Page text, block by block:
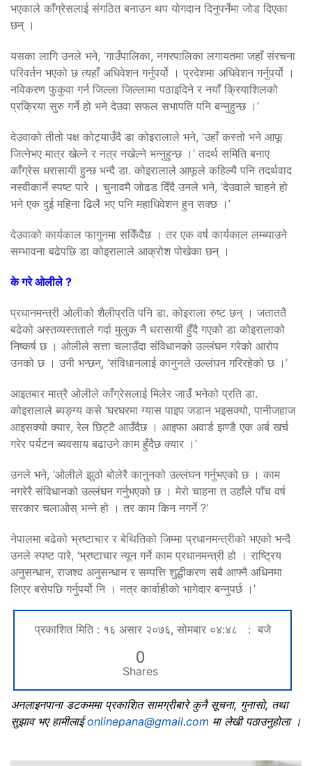
भएकाले काँग्रेसलाई संगठित बनाउन थप योगदान दिनुपर्नेमा जोड दिएका
छन् ।
यसका लागि उनले भने, ‘गाउँपालिका, नगरपालिका लगायतमा जहाँ संरचना
परिवर्तन भएको छ त्यहाँ अधिवेशन गर्नुपर्यो । प्रदेशमा अधिवेशन गर्नुपर्यो ।
नविकरण फुकुवा गर्न जिल्ला जिल्लामा पठाइदिने र नयाँ क्रियाशिलको
प्रक्रिया सुरु गर्ने हो भने देउवा सफल सभापति पनि बन्नुहुन्छ ।’
देउवाको तीतो पक्ष कोट्याउँदै डा कोइरालाले भने, ‘उहाँ कस्तो भने आफू
जित्नेभए मात्र खेल्ने र नत्र नखेल्ने भन्नुहुन्छ ।’ तदर्थ समिति बनाए
काँग्रेस धरासायी हुन्छ भन्दै डा. कोइरालाले आफूले कहिल्यै पनि तदर्थवाद
नस्वीकार्ने स्पष्ट पारे । चुनावमै जोढड दिँदै उनले भने, ‘देउवाले चाहने हो
भने एक दुई महिना ढिलै भए पनि महाधिवेशन हुन सक्छ ।’
देउवाको कार्यकाल फागुनमा सकिँदैछ । तर एक वर्ष कार्यकाल लम्ब्याउने
सम्भावना बढेपछि डा कोइरालाले आक्रोश पोखेका छन् ।
के गरे ओलीले ?
प्रधानमन्त्री ओलीको शैलीप्रति पनि डा. कोइराला रुष्ट छन् । जताततै
बढेको अस्तव्यस्तताले गर्दा मुलुक नै धरासायी हुँदै गएको डा कोइरालाको
निष्कर्ष छ । ओलीले सत्ता चलाउँदा संविधानको उल्लंघन गरेको आरोप
उनको छ । उनी भन्छन्, ‘संविधानलाई कानुनले उल्लंघन गरिरहेको छ ।’
आइतबार मात्रै ओलीले काँग्रेसलाई मिलेर जाउँ भनेको प्रति डा.
कोइरालाले ब्यङ्ग्य कसे ‘घरघरमा ग्यास पाइप जडान भइसक्यो, पानीजहाज
आइसक्यो क्यार, रेल छिट्टै आउँदैछ । आइफा अवार्ड झण्डै एक अर्ब खर्च
गरेर पर्यटन ब्यवसाय बढाउने काम हुँदैछ क्यार ।’
उनले भने, ‘ओलीले झुठो बोलेरै कानुनको उल्लंघन गर्नुभएको छ । काम
नगरेरै संविधानको उल्लंघन गर्नुभएको छ । मेरो चाहना त उहाँले पाँच वर्ष
सरकार चलाओस् भन्ने हो । तर काम किन नगर्ने ?’
नेपालमा बढेको भ्रष्टाचार र बेथितिको जिम्मा प्रधानमन्त्रीको भएको भन्दै
उनले स्पष्ट पारे, ‘भ्रष्टाचार न्यून गर्ने काम प्रधानमन्त्री हो । राष्ट्रिय
अनुसन्धान, राजश्व अनुसन्धान र सम्पत्ति शुद्धीकरण सबै आफ्नै अधिनमा
लिएर बसेपछि गर्नुपर्यो नि । नत्र कार्वाहीको भागेदार बन्नुपर्छ ।’
प्रकाशित मिति : १६ असार २०७६, सोमबार ०४:४८ : बजे
0
Shares
अनलाइनपाना डटकममा प्रकाशित सामग्रीबारे कुनै सूचना, गुनासो, तथा
सुझाव भए हामीलाईonlinepana@gmail.com मा लेखी पठाउनुहोला ।